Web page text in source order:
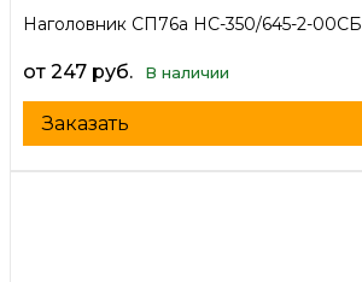
Наголовник СП76а НС-350/645-2-00СБ
от 247 руб. В наличии
Заказать